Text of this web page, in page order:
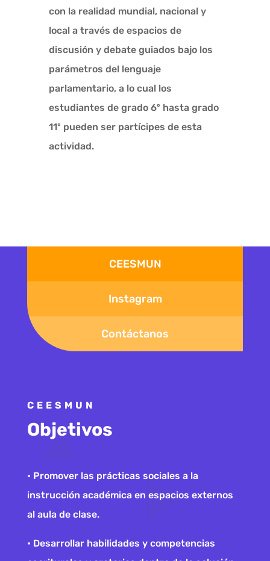
con la realidad mundial, nacional y
local a través de espacios de
discusión y debate guiados bajo los
parámetros del lenguaje
parlamentario, a lo cual los
estudiantes de grado 6º hasta grado
11º pueden ser partícipes de esta
actividad.
CEESMUN
Instagram
Contáctanos
CEESMUN
Objetivos
• Promover las prácticas sociales a la
instrucción académica en espacios externos
al aula de clase.
• Desarrollar habilidades y competencias